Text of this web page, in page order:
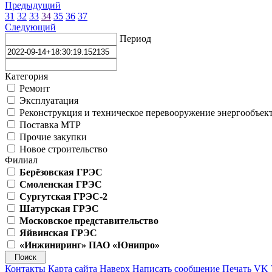
Предыдущий
31 32 33 34 35 36 37
Следующий
Период
Категория
Ремонт
Эксплуатация
Реконструкция и техническое перевооружение
Поставка МТР
Прочие закупки
Новое строительство
Филиал
Берёзовская ГРЭС
Смоленская ГРЭС
Сургутская ГРЭС-2
Шатурская ГРЭС
Московское представительство
Яйвинская ГРЭС
«Инжиниринг» ПАО «Юнипро»
Контакты Карта сайта Наверх Написать сообщение Печать VK